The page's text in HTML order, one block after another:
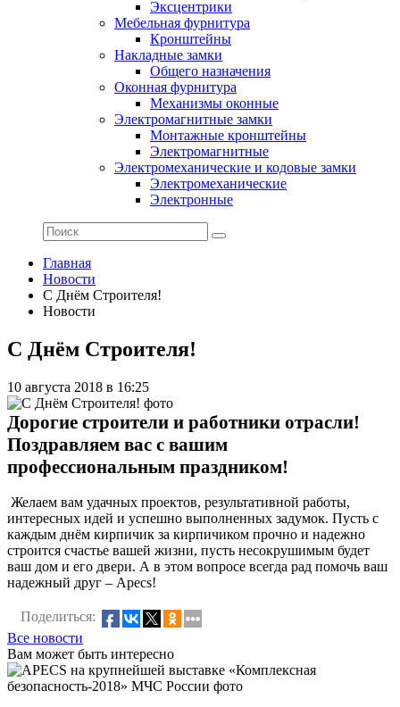
Эксцентрики
Мебельная фурнитура
Кронштейны
Накладные замки
Общего назначения
Оконная фурнитура
Механизмы оконные
Электромагнитные замки
Монтажные кронштейны
Электромагнитные
Электромеханические и кодовые замки
Электромеханические
Электронные
Главная
Новости
С Днём Строителя!
Новости
С Днём Строителя!
10 августа 2018 в 16:25
Дорогие строители и работники отрасли!
Поздравляем вас с вашим
профессиональным праздником!
Желаем вам удачных проектов, результативной работы,
интересных идей и успешно выполненных задумок. Пусть с
каждым днём кирпичик за кирпичиком прочно и надежно
строится счастье вашей жизни, пусть несокрушимым будет
ваш дом и его двери. А в этом вопросе всегда рад помочь ваш
надежный друг – Apecs!
Поделиться:
Все новости
Вам может быть интересно